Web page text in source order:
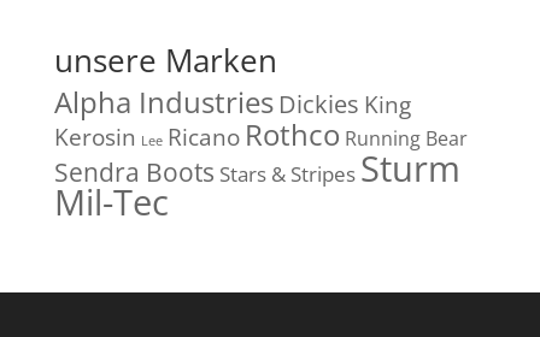
unsere Marken
Alpha Industries Dickies King
Kerosin Lee Ricano Rothco Running Bear
Sendra Boots Stars & Stripes Sturm
Mil-Tec